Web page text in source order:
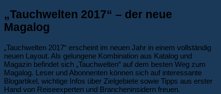
„Tauchwelten 2017“ – der neue
Magalog
„Tauchwelten 2017“ erscheint im neuen Jahr in einem vollständig
neuen Layout. Als gelungene Kombination aus Katalog und
Magazin befindet sich „Tauchwelten“ auf dem besten Weg zum
Magalog. Leser und Abonnenten können sich auf interessante
Blogartikel, wichtige Infos über Zielgebiete sowie Tipps aus erster
Hand von Reiseexperten und Brancheninsidern freuen.